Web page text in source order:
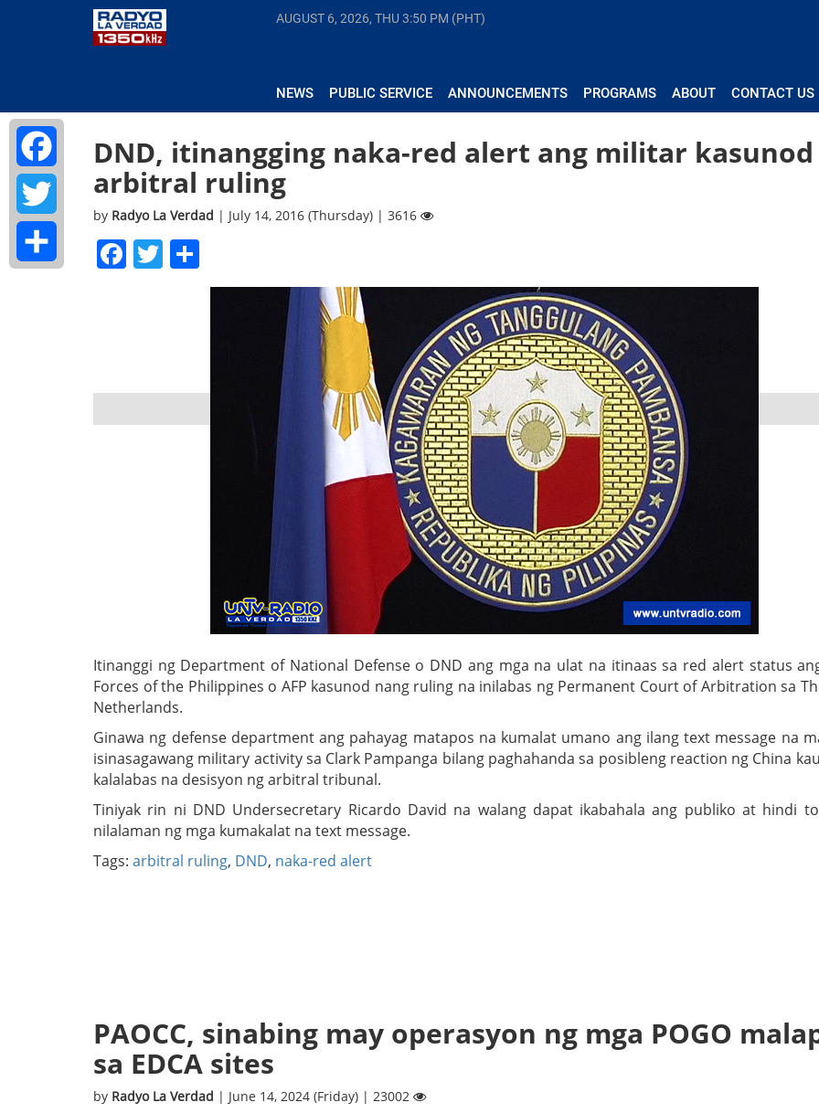
AUGUST 6, 2026, THU3:50 PM (PHT)
NEWS PUBLIC SERVICE ANNOUNCEMENTS PROGRAMS ABOUT CONTACT US
DND, itinangging naka-red alert ang militar kasunod
arbitral ruling
by Radyo La Verdad | July 14, 2016 (Thursday) | 3616
Facebook
Twitter
Itinanggi ng Department of National Defense o DND ang mga na ulat na itinaas sa red alert status
Forces of the Philippines o AFP kasunod nang ruling na inilabas ng Permanent Court of Arbitration sa
Netherlands.
Ginawa ng defense department ang pahayag matapos na kumalat umano ang ilang text message na
isinasagawang military activity sa Clark Pampanga bilang paghahanda sa posibleng reaction ng China
kalalabas na desisyon ng arbitral tribunal.
Tiniyak rin ni DND Undersecretary Ricardo David na walang dapat ikabahala ang publiko at hindi
nilalaman ng mga kumakalat na text message.
Tags: arbitral ruling, DND, naka-red alert
PAOCC, sinabing may operasyon ng mga POGO
sa EDCA sites
by Radyo La Verdad | June 14, 2024 (Friday) | 23002
Facebook
Twitter